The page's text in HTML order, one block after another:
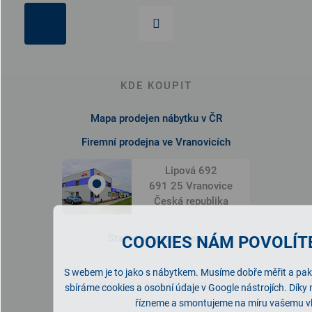
COOKIES NÁM
S webem je to jako s nábytkem. Musíme dobře měřit a
sbíráme cookies a osobní údaje v Google nástrojích. Díky
řízneme a smontujeme na míru vašemu
KDE KOUPIT
Mapa prodejen nábytku v ČR
Firemní prodejna ve Vranovicích
Lipová 692
691 25 Vranovice
Česká republika
Staňte se prodejcem
NABÍDKA NÁBYTKU